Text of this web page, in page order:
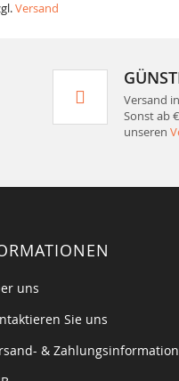
Versand
Versand
Sonst ab
unseren
uns
Sie uns
&